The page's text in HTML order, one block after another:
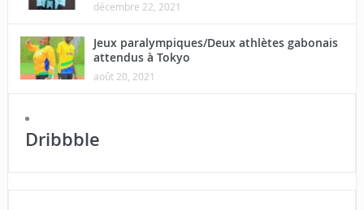
décembre 22, 2021
Jeux paralympiques/Deux athlètes gabonais
attendus à Tokyo
août 20, 2021
Dribbble